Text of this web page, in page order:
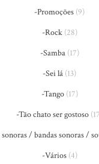
-Promoções (9)
-Rock(28)
-Samba(17)
-Sei lá (13)
-Tango(17)
-Tão chato ser gostoso
/ bandas sonoras /
-Vários(4)